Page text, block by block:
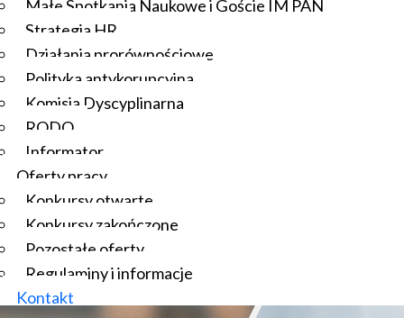
Małe Spotkania Naukowe i Goście IM PAN
Strategia HR
Działania prorównościowe
Polityka antykorupcyjna
Komisja Dyscyplinarna
RODO
Informator
Oferty pracy
Konkursy otwarte
Konkursy zakończone
Pozostałe oferty
Regulaminy i informacje
Kontakt